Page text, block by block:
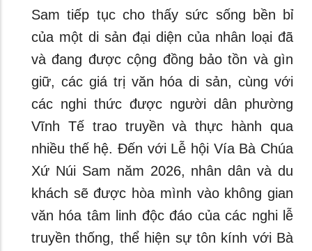
Sam tiếp tục cho thấy sức sống bền bỉ
của một di sản đại diện của nhân loại đã
và đang được cộng đồng bảo tồn và gìn
giữ, các giá trị văn hóa di sản, cùng với
các nghi thức được người dân phường
Vĩnh Tế trao truyền và thực hành qua
nhiều thế hệ. Đến với Lễ hội Vía Bà Chúa
Xứ Núi Sam năm 2026, nhân dân và du
khách sẽ được hòa mình vào không gian
văn hóa tâm linh độc đáo của các nghi lễ
truyền thống, thể hiện sự tôn kính với Bà